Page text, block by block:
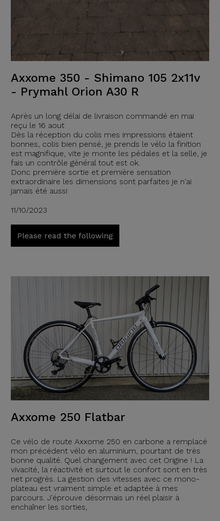
Axxome 350 - Shimano 105 2x11v
- Prymahl Orion A30 R
Après un long délai de livraison commandé en mai
reçu le 16 aout
Dès la réception du colis mes impressions étaient
bonnes, colis bien pensé, je prends le vélo la finition
est magnifique, vite je monte les pédales et la selle, je
fais un contrôle général tout est ok.
Donc première sortie et première sensation
extraordinaire les dimensions sont parfaites je n'ai
jamais été aussi
11/10/2023
Please read the following
Axxome 250 Flatbar
Ce vélo de route Axxome 250 en carbone a remplacé
mon précédent vélo en aluminium, pourtant de très
bonne qualité. Quel changement avec cet Origine ! La
vivacité, la réactivité et surtout le confort sont en très
net progrès. La gestion des vitesses avec ce mono-
plateau est vraiment simple et adaptée à mes
parcours. J'éprouve désormais un réel plaisir à
enchaîner les sorties,